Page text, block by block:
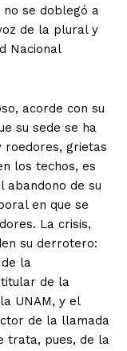
se doblegó a
de la plural y
Nacional
acorde con su
su sede se ha
roedores, grietas
los techos, es
abandono de su
en que se
La crisis,
su derrotero:
la
de la
UNAM, y el
de la llamada
trata, pues, de la